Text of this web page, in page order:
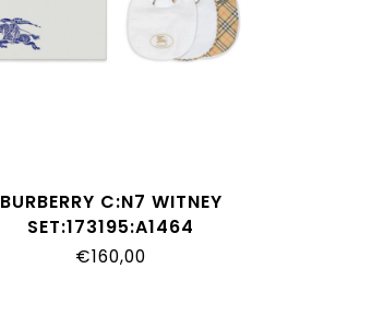
BURBERRY C:N7 WITNEY
SET:173195:A1464
€160,00